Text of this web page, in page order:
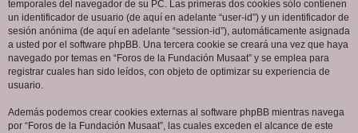
temporales del navegador de su PC. Las primeras dos cookies sólo contienen
un identificador de usuario (de aquí en adelante “user-id”) y un identificador de
sesión anónima (de aquí en adelante “session-id”), automáticamente asignada
a usted por el software phpBB. Una tercera cookie se creará una vez que haya
navegado por temas en “Foros de la Fundación Musaat” y se emplea para
registrar cuales han sido leídos, con objeto de optimizar su experiencia de
usuario.
Además podemos crear cookies externas al software phpBB mientras navega
por “Foros de la Fundación Musaat”, las cuales exceden el alcance de este